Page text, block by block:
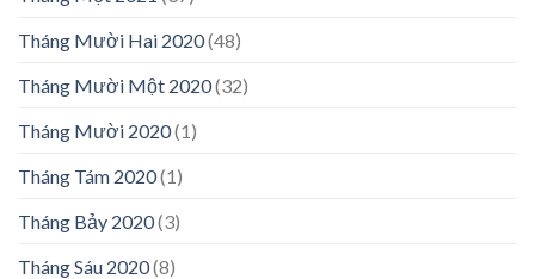
Tháng Mười Hai 2020(48)
Tháng Mười Một 2020(32)
Tháng Mười 2020(1)
Tháng Tám 2020(1)
Tháng Bảy 2020(3)
Tháng Sáu 2020(8)